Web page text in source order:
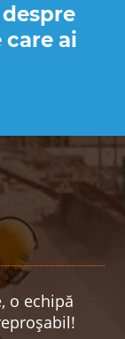
ai
echipă